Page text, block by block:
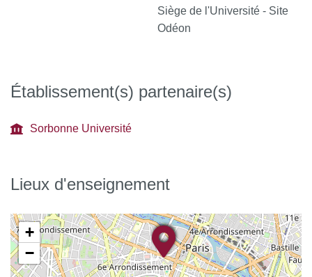
Siège de l'Université - Site
Odéon
Établissement(s) partenaire(s)
Sorbonne Université
Lieux d'enseignement
+
−